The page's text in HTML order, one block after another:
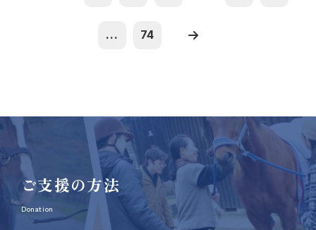
... 74
ご支援の方法
Donation